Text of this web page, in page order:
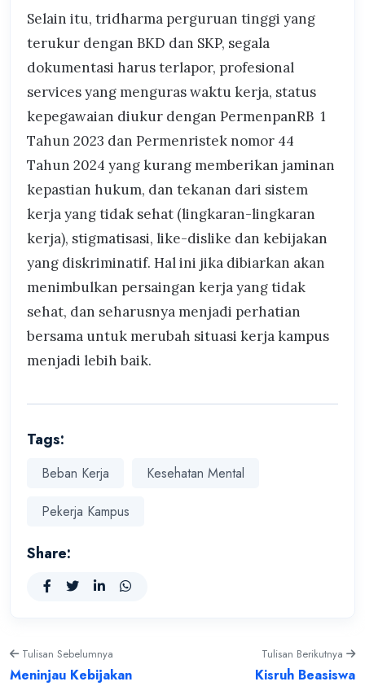
Selain itu, tridharma perguruan tinggi yang
terukur dengan BKD dan SKP, segala
dokumentasi harus terlapor, profesional
services yang menguras waktu kerja, status
kepegawaian diukur dengan PermenpanRB 1
Tahun 2023 dan Permenristek nomor 44
Tahun 2024 yang kurang memberikan jaminan
kepastian hukum, dan tekanan dari sistem
kerja yang tidak sehat (lingkaran-lingkaran
kerja), stigmatisasi, like-dislike dan kebijakan
yang diskriminatif. Hal ini jika dibiarkan akan
menimbulkan persaingan kerja yang tidak
sehat, dan seharusnya menjadi perhatian
bersama untuk merubah situasi kerja kampus
menjadi lebih baik.
Tags:
Beban Kerja Kesehatan Mental
Pekerja Kampus
Share:
Tulisan Sebelumnya
Meninjau Kebijakan
Tulisan Berikutnya
Kisruh Beasiswa